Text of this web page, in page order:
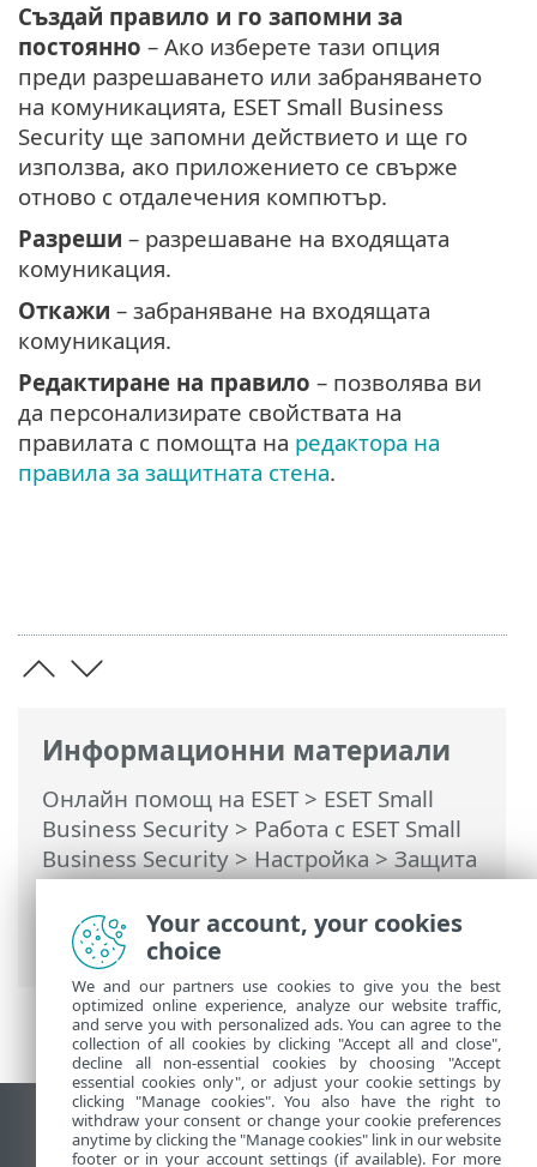
Информационни материали
Онлайн помощ на ESET> ESET Small
Business Security > Работа с ESET Small
Business Security>Настройка>Защита
на мрежата> Диалогови прозорци –
Мрежова защита > Входяща надеждна
комуникация
Създай правило и го запомни за
постоянно – Ако изберете тази опция
преди разрешаването или забраняването
на комуникацията, ESET Small Business
Security ще запомни действието и ще го
използва, ако приложението се свърже
отново с отдалечения компютър.
Разреши – разрешаване на входящата
комуникация.
Откажи – забраняване на входящата
комуникация.
Редактиране на правило – позволява ви
да персонализирате свойствата на
правилата с помощта на редактора на
правила за защитната стена.
Преглед на настолна версия на сайт
Your account, your cookies
choice
We and our partners use cookies to give you the best
optimized online experience, analyze our website traffic,
and serve you with personalized ads. You can agree to the
collection of all cookies by clicking "Accept all and close",
decline all non-essential cookies by choosing "Accept
essential cookies only", or adjust your cookie settings by
clicking "Manage cookies". You also have the right to
withdraw your consent or change your cookie preferences
anytime by clicking the "Manage cookies" link in our website
footer or in your account settings (if available). For more